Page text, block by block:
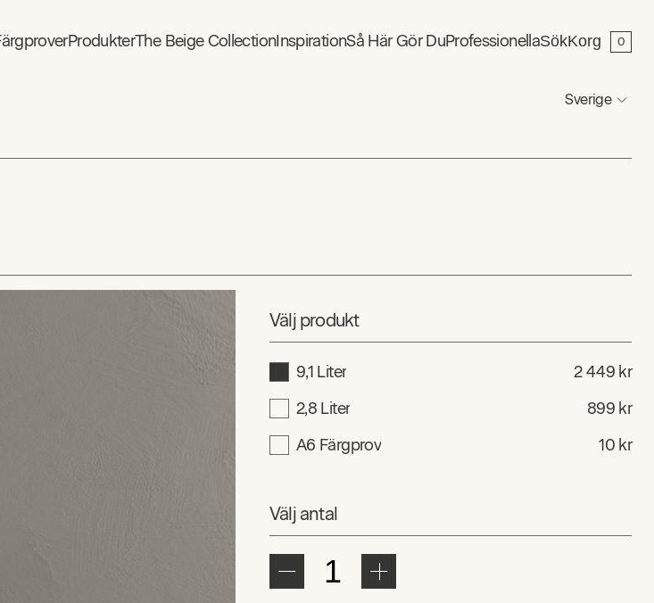
ProdukterThe Beige CollectionInspirationSå Här Gör DuProfessionellaSökKorg 0
Sverige
Välj produkt
9,1 Liter
2 449 kr
2,8 Liter
899 kr
A6 Färgprov
10 kr
Välj antal